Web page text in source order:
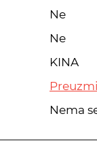
Ne
Ne
KINA
Preuzmi
Nema